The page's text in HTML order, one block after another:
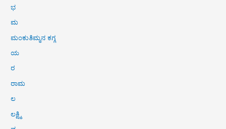
ಭ
ಮ
ಮಂಕುತಿಮ್ಮನ ಕಗ್ಗ
ಯ
ರ
ರಾಮ
ಲ
ಲಕ್ಷ್ಮಿ